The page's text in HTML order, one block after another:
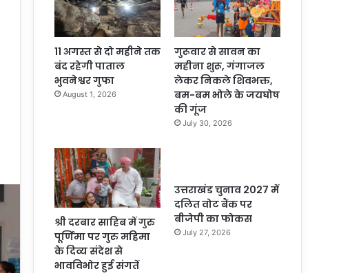
11 अगस्त से दो महीने तक
बंद रहेगी पाताल
भुवनेश्वर गुफा
August 1, 2026
गुरूवार से सावन का
महीना शुरू, गंगाजल
लेकर निकले शिवभक्त,
बम-बम भोले के जयघोष
की गूंज
July 30, 2026
श्री दरबार साहिब में गुरु
पूर्णिमा पर गुरु महिमा
के दिव्य संदेश से
भावविभोर हुई संगतें
उत्तराखंड चुनाव 2027 में
दलित वोट बैंक पर
बीजेपी का फोकस
July 27, 2026